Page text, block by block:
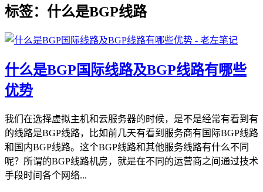
标签：什么是BGP线路
什么是BGP国际线路及BGP线路有哪些
优势
我们在选择虚拟主机和云服务器的时候，是不是经常有看到有
的线路是BGP线路，比如前几天有看到服务商有国际BGP线路
和国内BGP线路。这个BGP线路和其他服务线路有什么不同
呢？所谓的BGP线路机房，就是在不同的运营商之间通过技术
手段时间各个网络...